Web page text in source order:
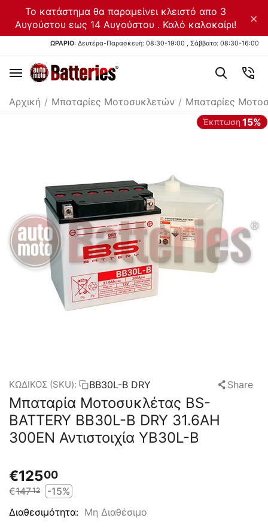
Το κατάστημα θα παραμείνει κλειστό απο 3
Αυγούστου εως 14 Αυγούστου . Καλό καλοκαίρι!
×
ΩΡΑΡΙΟ: Δευτέρα-Παρασκευή: 08:30-19:00 , Σάββατο: 08:30-16:00
Αρχική / Μπαταρίες Μοτοσυκλετών / Μπαταρίες
Έκπτωση 15%
ΚΩΔΙΚΟΣ (SKU): BB30L-B DRY Share
Μπαταρία Μοτοσυκλέτας BS-
BATTERY BB30L-B DRY 31.6AH
300EN Αντιστοιχία YB30L-B
€12500
€14712
-15%
Διαθεσιμότητα: Μη Διαθέσιμο